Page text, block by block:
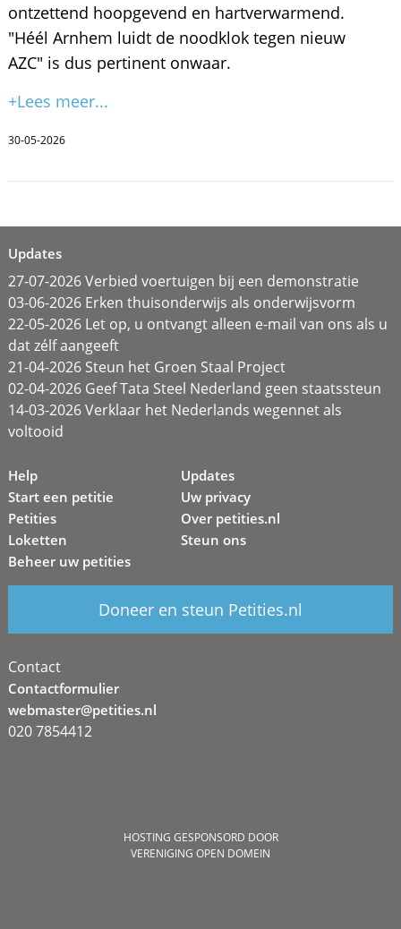
ontzettend hoopgevend en hartverwarmend.
"Héél Arnhem luidt de noodklok tegen nieuw
AZC" is dus pertinent onwaar.
+Lees meer...
30-05-2026
Updates
27-07-2026 Verbied voertuigen bij een demonstratie
03-06-2026 Erken thuisonderwijs als onderwijsvorm
22-05-2026 Let op, u ontvangt alleen e-mail van ons als u
dat zélf aangeeft
21-04-2026 Steun het Groen Staal Project
02-04-2026 Geef Tata Steel Nederland geen staatssteun
14-03-2026 Verklaar het Nederlands wegennet als
voltooid
Help
Start een petitie
Petities
Loketten
Beheer uw petities
Updates
Uw privacy
Over petities.nl
Steun ons
Doneer en steun Petities.nl
Contact
Contactformulier
webmaster@petities.nl
020 7854412
HOSTING GESPONSORD DOOR
VERENIGING OPEN DOMEIN